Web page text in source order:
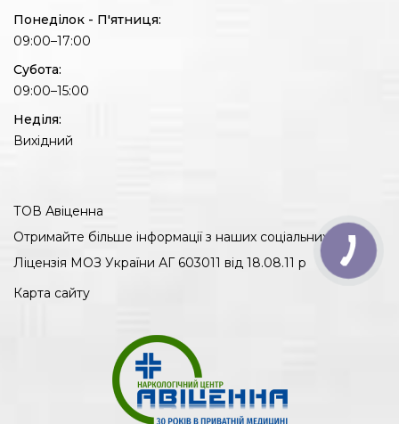
Понеділок - П'ятниця:
09:00–17:00
Субота:
09:00–15:00
Неділя:
Вихідний
ТОВ Авіценна
Отримайте більше інформації з наших соціальних груп.
Ліцензія МОЗ України АГ 603011 від 18.08.11 р
Карта сайту